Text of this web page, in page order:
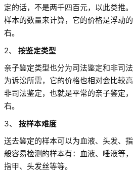
定的话，不是两千四百元，以此类推
样本的数量来计算，它的价格是浮动
右。
2、 按鉴定类型
亲子鉴定类型也分为司法鉴定和非司
为诉讼所需，它的价格也相对会比较
非司法鉴定，也就是平常的亲子鉴定
右。
3、 按样本难度
送去鉴定的样本可以为血液、头发、
般容易检测的样本有：血液、唾液等
指甲、头发丝等等。